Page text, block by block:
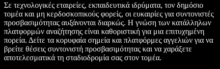
Σε τεχνολογικές εταιρείες, εκπαιδευτικά ιδρύματα, τον δημόσιο
τομέα και μη κερδοσκοπικούς φορείς, οι ευκαιρίες για συντονιστές
προσβασιμότητας αυξάνονται διαρκώς. Η γνώση των κατάλληλων
πλατφορμών αναζήτησης είναι καθοριστική για μια επιτυχημένη
πορεία. Δείτε τα κορυφαία σημεία και πλατφόρμες αγγελιών για να
βρείτε θέσεις συντονιστή προσβασιμότητας και να χαράξετε
αποτελεσματικά τη σταδιοδρομία σας στον τομέα.